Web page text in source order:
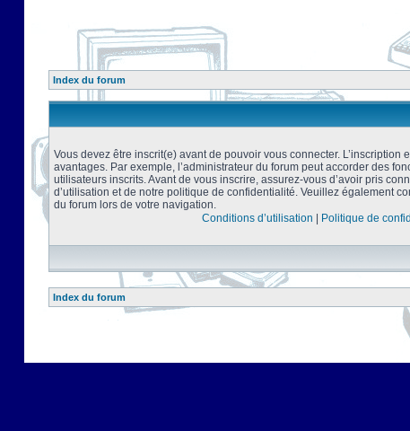
Index du forum
Vous devez être inscrit(e) avant de pouvoir vous connecter. L’inscription
avantages. Par exemple, l’administrateur du forum peut accorder des
utilisateurs inscrits. Avant de vous inscrire, assurez-vous d’avoir pris
d’utilisation et de notre politique de confidentialité. Veuillez également
du forum lors de votre navigation.
Conditions d’utilisation
Politique de
Index du forum